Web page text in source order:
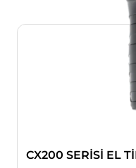
CX200 SERİSİ EL